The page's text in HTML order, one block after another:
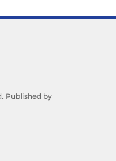
Published by